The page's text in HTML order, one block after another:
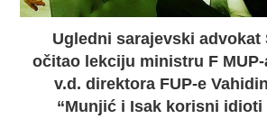
Ugledni sarajevski advokat
očitao lekciju ministru F
v.d. direktora FUP-e
“Munjić i Isak korisni